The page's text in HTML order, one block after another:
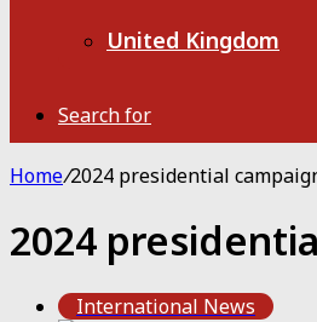
United Kingdom
Search for
Home/2024 presidential
2024
International News